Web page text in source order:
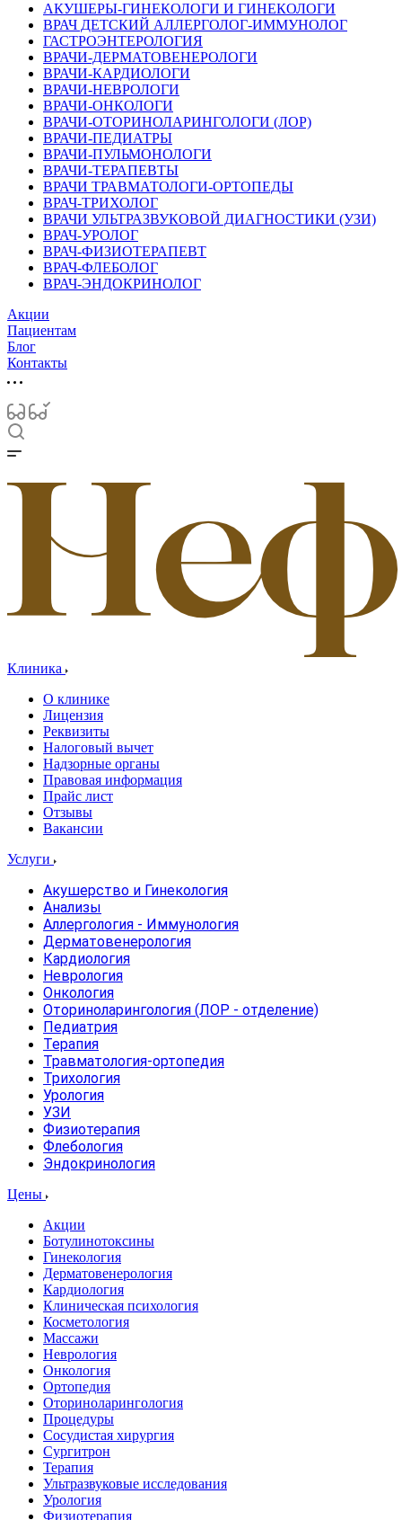
АКУШЕРЫ-ГИНЕКОЛОГИ И ГИНЕКОЛОГИ
ВРАЧ ДЕТСКИЙ АЛЛЕРГОЛОГ-ИММУНОЛОГ
ГАСТРОЭНТЕРОЛОГИЯ
ВРАЧИ-ДЕРМАТОВЕНЕРОЛОГИ
ВРАЧИ-КАРДИОЛОГИ
ВРАЧИ-НЕВРОЛОГИ
ВРАЧИ-ОНКОЛОГИ
ВРАЧИ-ОТОРИНОЛАРИНГОЛОГИ (ЛОР)
ВРАЧИ-ПЕДИАТРЫ
ВРАЧИ-ПУЛЬМОНОЛОГИ
ВРАЧИ-ТЕРАПЕВТЫ
ВРАЧИ ТРАВМАТОЛОГИ-ОРТОПЕДЫ
ВРАЧ-ТРИХОЛОГ
ВРАЧИ УЛЬТРАЗВУКОВОЙ ДИАГНОСТИКИ (УЗИ)
ВРАЧ-УРОЛОГ
ВРАЧ-ФИЗИОТЕРАПЕВТ
ВРАЧ-ФЛЕБОЛОГ
ВРАЧ-ЭНДОКРИНОЛОГ
Акции
Пациентам
Блог
Контакты
Клиника
О клинике
Лицензия
Реквизиты
Налоговый вычет
Надзорные органы
Правовая информация
Прайс лист
Отзывы
Вакансии
Услуги
Акушерство и Гинекология
Анализы
Аллергология - Иммунология
Дерматовенерология
Кардиология
Неврология
Онкология
Оториноларингология (ЛОР - отделение)
Педиатрия
Терапия
Травматология-ортопедия
Трихология
Урология
УЗИ
Физиотерапия
Флебология
Эндокринология
Цены
Акции
Ботулинотоксины
Гинекология
Дерматовенерология
Кардиология
Клиническая психология
Косметология
Массажи
Неврология
Онкология
Ортопедия
Оториноларингология
Процедуры
Сосудистая хирургия
Сургитрон
Терапия
Ультразвуковые исследования
Урология
Физиотерапия